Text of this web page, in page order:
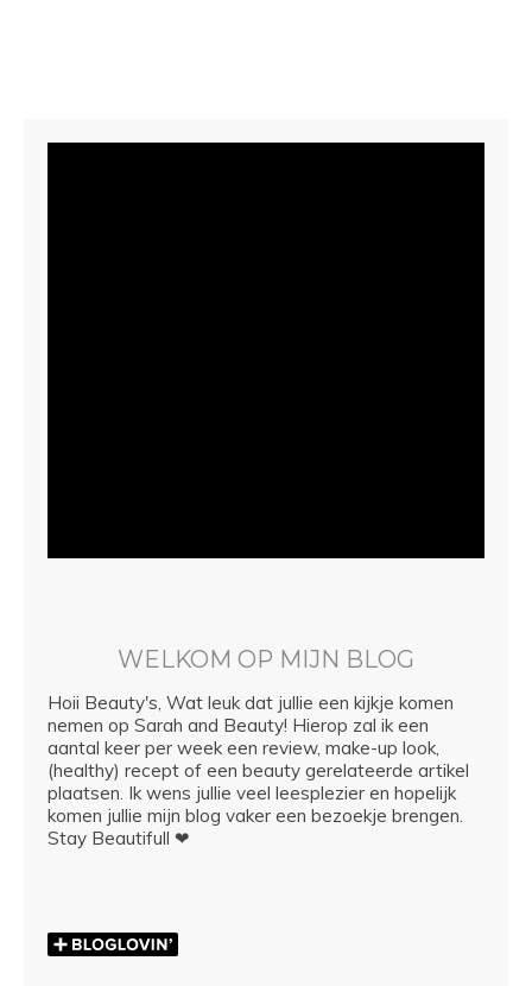
WELKOM OP MIJN BLOG
Hoii Beauty's, Wat leuk dat jullie een kijkje komen
nemen op Sarah and Beauty! Hierop zal ik een
aantal keer per week een review, make-up look,
(healthy) recept of een beauty gerelateerde artikel
plaatsen. Ik wens jullie veel leesplezier en hopelijk
komen jullie mijn blog vaker een bezoekje brengen.
Stay Beautifull ❤